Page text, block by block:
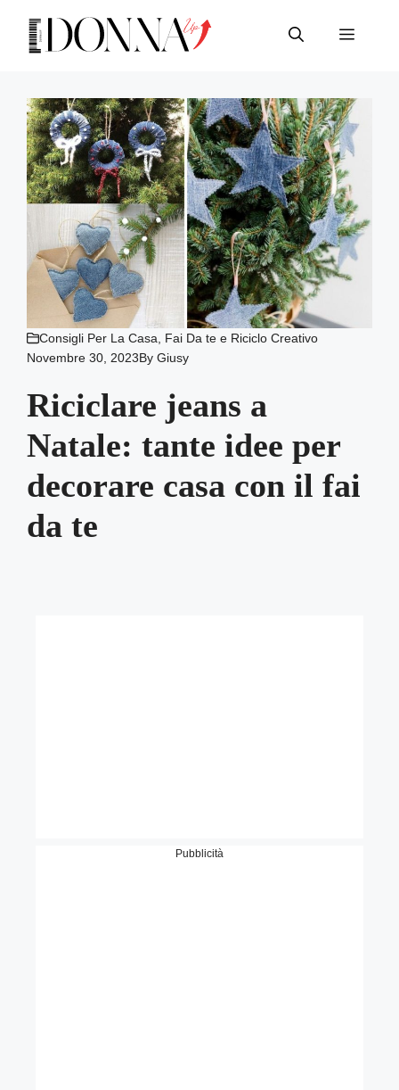
contenuto
Menu
Consigli Per La Casa, Fai Da te e Riciclo Creativo
Novembre 30, 2023ByGiusy
Riciclare jeans a
Natale: tante idee per
decorare casa con il fai
da te
Pubblicità